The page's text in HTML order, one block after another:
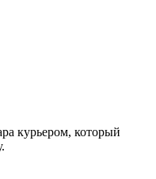
курьером, который